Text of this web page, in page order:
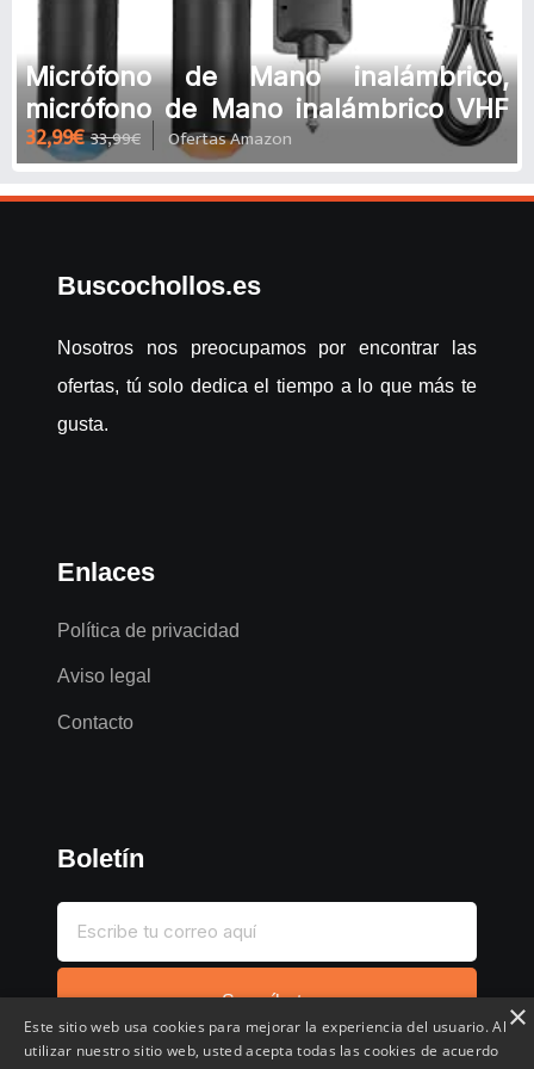
Micrófono de Mano inalámbrico,
micrófono de Mano inalámbrico VHF
Universal con Receptor/Antena p
32,99€ 33,99€ Ofertas Amazon
Buscochollos.es
Nosotros nos preocupamos por encontrar las
ofertas, tú solo dedica el tiempo a lo que más te
gusta.
Enlaces
Política de privacidad
Aviso legal
Contacto
Boletín
Suscríbete ×
Este sitio web usa cookies para mejorar la experiencia del usuario. Al
utilizar nuestro sitio web, usted acepta todas las cookies de acuerdo